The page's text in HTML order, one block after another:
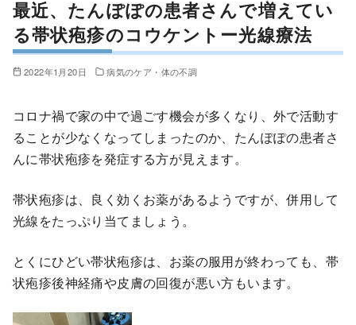
最近、たんぽぽの患者さんで増えてい
る帯状疱疹のコウケントー光線療法
2022年1月20日 病気のケア・体の不調
コロナ禍で家の中で過ごす機会が多くなり、外で活動す
ることが少なくなってしまったのか、たんぽぽの患者さ
んに帯状疱疹を発症する方が見えます。
帯状疱疹は、良く効くお薬があるようですが、併用して
光線をたっぷり当てましょう。
とくにひどい帯状疱疹は、お薬の服用が終わっても、帯
状疱疹後神経痛や皮膚の回復が悪い方もいます。